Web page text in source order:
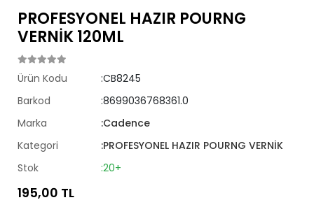
PROFESYONEL HAZIR POURNG
VERNİK 120ML
Ürün Kodu
:CB8245
Barkod
:8699036768361.0
Marka
:Cadence
Kategori
:PROFESYONEL HAZIR POURNG VERNİK
Stok
:20+
195,00 TL